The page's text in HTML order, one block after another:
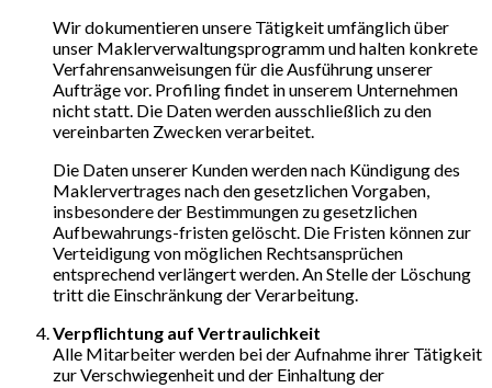
Wir dokumentieren unsere Tätigkeit umfänglich über
unser Maklerverwaltungsprogramm und halten konkrete
Verfahrensanweisungen für die Ausführung unserer
Aufträge vor. Profiling findet in unserem Unternehmen
nicht statt. Die Daten werden ausschließlich zu den
vereinbarten Zwecken verarbeitet.
Die Daten unserer Kunden werden nach Kündigung des
Maklervertrages nach den gesetzlichen Vorgaben,
insbesondere der Bestimmungen zu gesetzlichen
Aufbewahrungs-fristen gelöscht. Die Fristen können zur
Verteidigung von möglichen Rechtsansprüchen
entsprechend verlängert werden. An Stelle der Löschung
tritt die Einschränkung der Verarbeitung.
Verpflichtung auf Vertraulichkeit
Alle Mitarbeiter werden bei der Aufnahme ihrer Tätigkeit
zur Verschwiegenheit und der Einhaltung der